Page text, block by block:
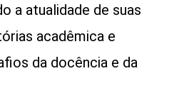
a atualidade de suas
acadêmica e
da docência e da